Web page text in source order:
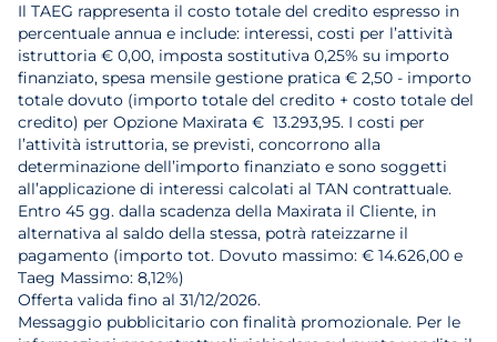
Il TAEG rappresenta il costo totale del credito espresso in
percentuale annua e include: interessi, costi per l’attività
istruttoria € 0,00, imposta sostitutiva 0,25% su importo
finanziato, spesa mensile gestione pratica € 2,50 - importo
totale dovuto (importo totale del credito + costo totale del
credito) per Opzione Maxirata € 13.293,95. I costi per
l’attività istruttoria, se previsti, concorrono alla
determinazione dell’importo finanziato e sono soggetti
all’applicazione di interessi calcolati al TAN contrattuale.
Entro 45 gg. dalla scadenza della Maxirata il Cliente, in
alternativa al saldo della stessa, potrà rateizzarne il
pagamento (importo tot. Dovuto massimo: € 14.626,00 e
Taeg Massimo: 8,12%)
Offerta valida fino al 31/12/2026.
Messaggio pubblicitario con finalità promozionale. Per le